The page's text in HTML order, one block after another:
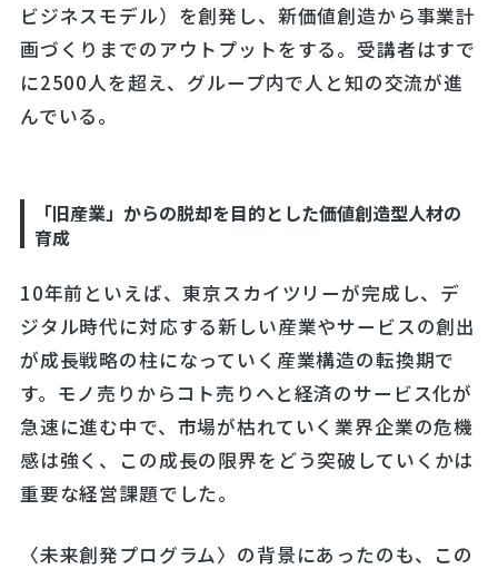
ビジネスモデル）を創発し、新価値創造から事業計
画づくりまでのアウトプットをする。受講者はすで
に2500人を超え、グループ内で人と知の交流が進
んでいる。
「旧産業」からの脱却を目的とした価値創造型人材の
育成
10年前といえば、東京スカイツリーが完成し、デ
ジタル時代に対応する新しい産業やサービスの創出
が成長戦略の柱になっていく産業構造の転換期で
す。モノ売りからコト売りへと経済のサービス化が
急速に進む中で、市場が枯れていく業界企業の危機
感は強く、この成長の限界をどう突破していくかは
重要な経営課題でした。
〈未来創発プログラム〉の背景にあったのも、この